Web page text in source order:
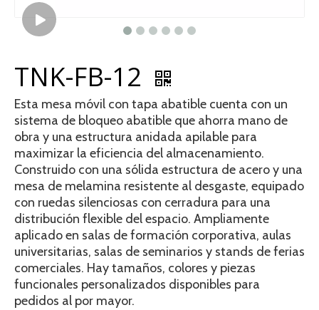
TNK-FB-12
Esta mesa móvil con tapa abatible cuenta con un
sistema de bloqueo abatible que ahorra mano de
obra y una estructura anidada apilable para
maximizar la eficiencia del almacenamiento.
Construido con una sólida estructura de acero y una
mesa de melamina resistente al desgaste, equipado
con ruedas silenciosas con cerradura para una
distribución flexible del espacio. Ampliamente
aplicado en salas de formación corporativa, aulas
universitarias, salas de seminarios y stands de ferias
comerciales. Hay tamaños, colores y piezas
funcionales personalizados disponibles para
pedidos al por mayor.